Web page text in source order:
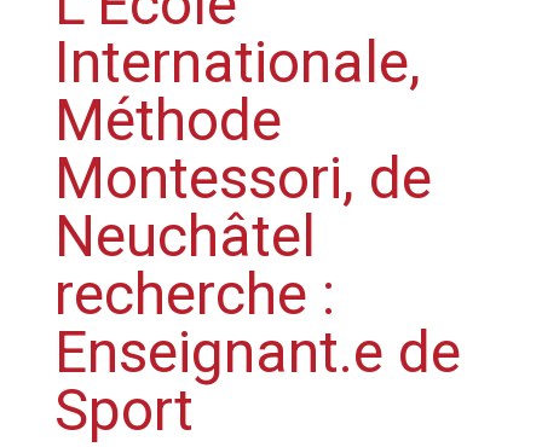
Internationale,
Méthode
Montessori, de
Neuchâtel
recherche :
Enseignant.e de
Sport